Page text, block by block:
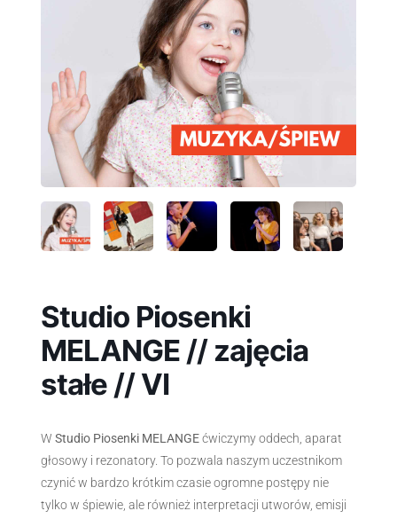
Studio Piosenki
MELANGE // zajęcia
stałe // VI
W Studio Piosenki MELANGEćwiczymy oddech, aparat
głosowy i rezonatory. To pozwala naszym uczestnikom
czynić w bardzo krótkim czasie ogromne postępy nie
tylko w śpiewie, ale również interpretacji utworów, emisji